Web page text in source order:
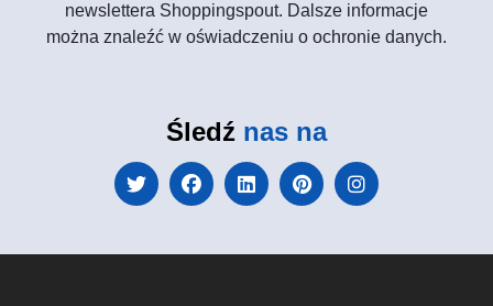
newslettera Shoppingspout. Dalsze informacje
można znaleźć w oświadczeniu o ochronie danych.
Śledź nas na